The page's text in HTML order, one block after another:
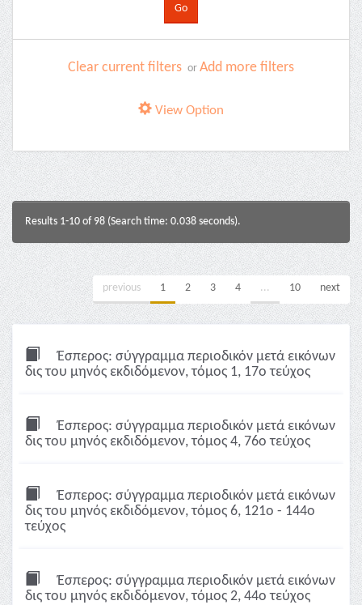
Clear current filters or Add more filters
View Option
Results 1-10 of 98 (Search time: 0.038 seconds).
previous 1 2 3 4 ... 10 next
Έσπερος: σύγγραμμα περιοδικόν μετά εικόνων
δις του μηνός εκδιδόμενον, τόμος 1, 17ο τεύχος
Έσπερος: σύγγραμμα περιοδικόν μετά εικόνων
δις του μηνός εκδιδόμενον, τόμος 4, 76ο τεύχος
Έσπερος: σύγγραμμα περιοδικόν μετά εικόνων
δις του μηνός εκδιδόμενον, τόμος 6, 121ο - 144ο
τεύχος
Έσπερος: σύγγραμμα περιοδικόν μετά εικόνων
δις του μηνός εκδιδόμενον, τόμος 2, 44ο τεύχος